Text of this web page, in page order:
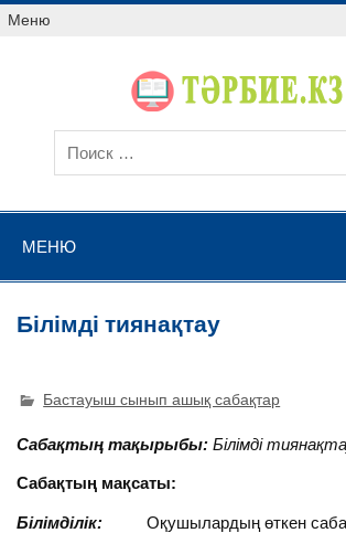
Меню
МЕНЮ
Білімді тиянақтау
Бастауыш сынып ашық сабақтар
Сабақтың тақырыбы:Білімді
Сабақтың мақсаты:
Білімділік: Оқушылардың өткен